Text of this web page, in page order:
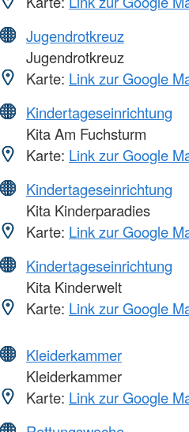
Jugendrotkreuz
Jugendrotkreuz
Karte: Link zur Google
Kindertageseinrichtung
Kita Am Fuchsturm
Karte: Link zur Google
Kindertageseinrichtung
Kita Kinderparadies
Karte: Link zur Google
Kindertageseinrichtung
Kita Kinderwelt
Karte: Link zur Google
Kleiderkammer
Kleiderkammer
Karte: Link zur Google